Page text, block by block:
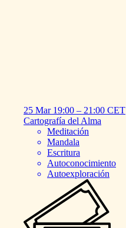
25 Mar 19:00 – 21:00 CET
Cartografía del Alma
Meditación
Mandala
Escritura
Autoconocimiento
Autoexploración